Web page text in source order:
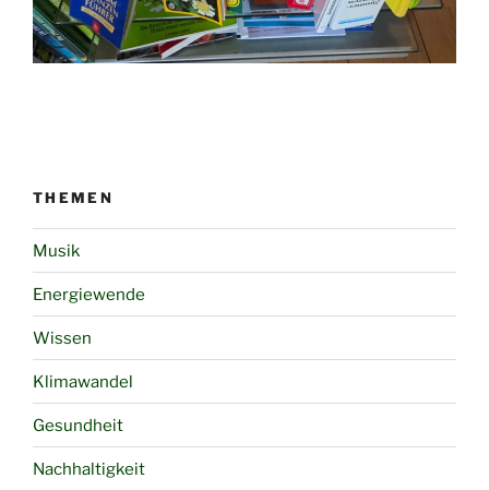
THEMEN
Musik
Energiewende
Wissen
Klimawandel
Gesundheit
Nachhaltigkeit